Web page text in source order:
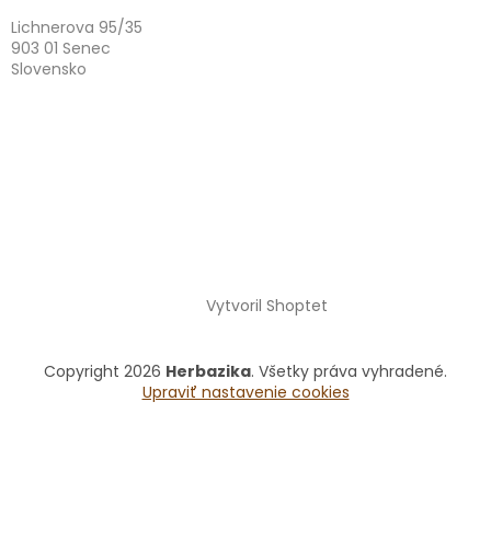
Lichnerova 95/35
903 01 Senec
Slovensko
Vytvoril Shoptet
Copyright 2026 Herbazika. Všetky práva vyhradené.
Upraviť nastavenie cookies